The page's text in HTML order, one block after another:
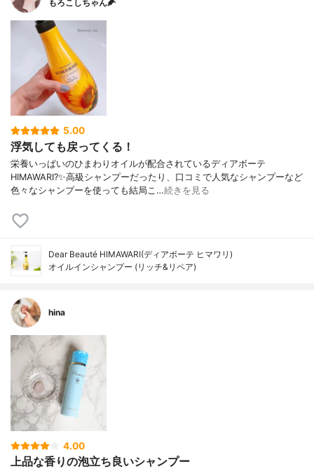
もろこしちゃん🌽
5.00
浮気しても戻ってくる！
栄養いっぱいのひまわりオイルが配合されているディアボーテ
HIMAWARI?✨高級シャンプーだったり、口コミで人気なシャンプーなど
色々なシャンプーを使っても結局こ…続きを見る
Dear Beauté HIMAWARI(ディアボーテ ヒマワリ)
オイルインシャンプー (リッチ&リペア)
hina
4.00
上品な香りの泡立ち良いシャンプー